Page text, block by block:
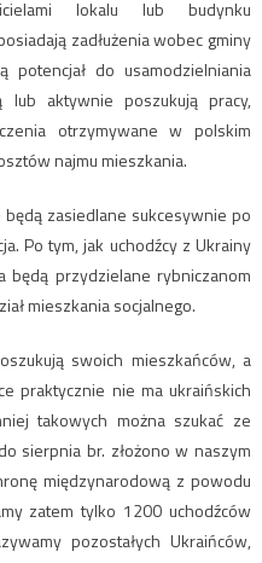
lokalu lub budynku
zadłużenia wobec gminy
potencjał do usamodzielniania
lub aktywnie poszukują pracy,
otrzymywane w polskim
najmu mieszkania.
będą zasiedlane sukcesywnie po
Po tym, jak uchodźcy z Ukrainy
będą przydzielane rybniczanom
mieszkania socjalnego.
oszukują swoich mieszkańców, a
praktycznie nie ma ukraińskich
takowych można szukać ze
sierpnia br. złożono w naszym
międzynarodową z powodu
zatem tylko 1200 uchodźców
pozostałych Ukraińców,